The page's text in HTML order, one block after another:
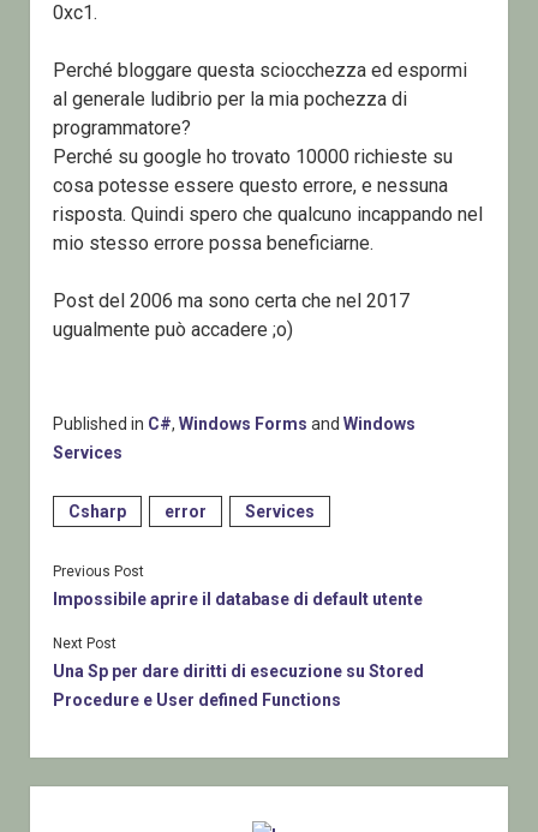
0xc1.
Perché bloggare questa sciocchezza ed espormi
al generale ludibrio per la mia pochezza di
programmatore?
Perché su google ho trovato 10000 richieste su
cosa potesse essere questo errore, e nessuna
risposta. Quindi spero che qualcuno incappando nel
mio stesso errore possa beneficiarne.
Post del 2006 ma sono certa che nel 2017
ugualmente può accadere ;o)
Published in C#, Windows Forms and Windows
Services
Csharp error Services
Previous Post
Impossibile aprire il database di default utente
Next Post
Una Sp per dare diritti di esecuzione su Stored
Procedure e User defined Functions